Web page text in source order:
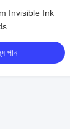
Invisible Ink
পান